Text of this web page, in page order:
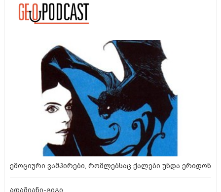
ემოციური ვამპირები, რომლებსაც ქალები უნდა ერიდონ
ადამიანი-გიგი